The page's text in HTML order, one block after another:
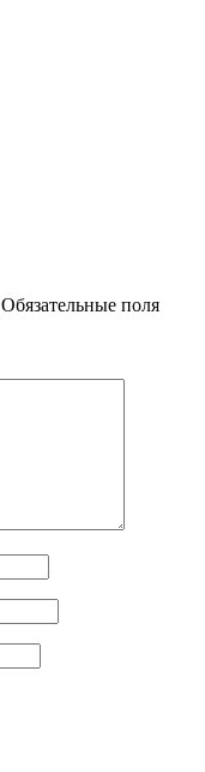
Обязательные поля